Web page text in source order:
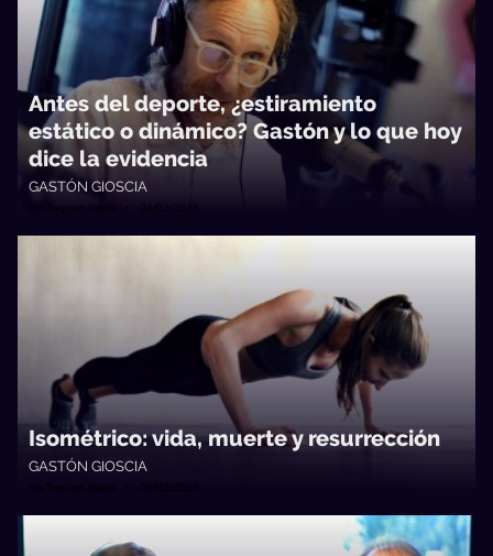
Antes del deporte, ¿estiramiento
estático o dinámico? Gastón y lo que hoy
dice la evidencia
GASTÓN GIOSCIA
No Toquen Nada • 04/03/2026
Isométrico: vida, muerte y resurrección
GASTÓN GIOSCIA
No Toquen Nada • 04/02/2026